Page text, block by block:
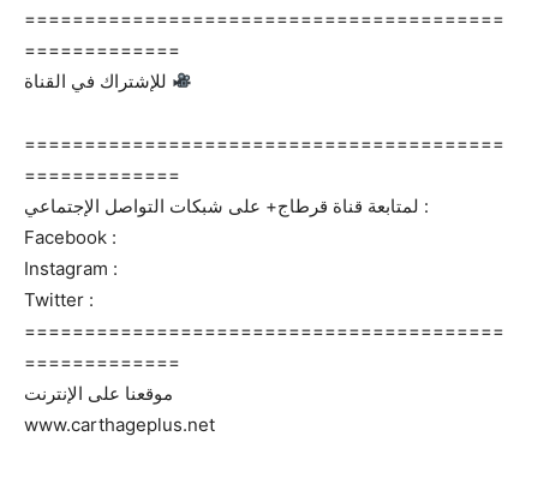
========================================
=============
========================================
=============
لمتابعة قناة قرطاج+ على شبكات التواصل الإجتماعي :
Facebook :
Instagram :
Twitter :
========================================
=============
موقعنا على الإنترنت
www.carthageplus.net